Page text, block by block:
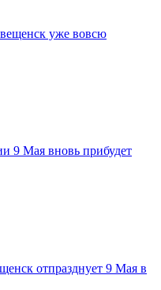
уже вовсю
9 Мая вновь прибудет
отпразднует 9 Мая в